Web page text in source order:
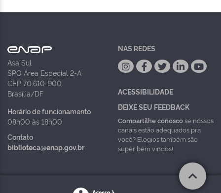
Asa Sul
SPO Área Especial 2-A
CEP 70.610-900
Brasília/DF
Horário de funcionamento
08h00 às 18h00
Contato
biblioteca@enap.gov.br
NAS REDES
ACESSIBILIDADE
DEIXE SEU FEEDBACK
Compartilhe conoscose nossos
canais estão adequados pra
você? Elogios também são
super bem vindos!